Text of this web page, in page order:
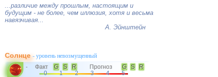
...различие между прошлым, настоящим и
будущим - не более, чем иллюзия, хотя и весьма
навязчивая...
А. Эйнштейн
Солнце- уровень невозмущенный
- Факт G S R Прогноз G S
R
0
1 2 3 4 5